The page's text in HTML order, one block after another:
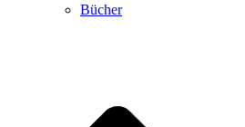
Bücher